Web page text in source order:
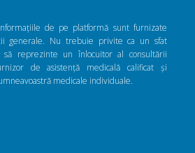
de pe platformă sunt furnizate
generale. Nu trebuie privite ca un sfat
reprezinte un înlocuitor al consultării
de asistență medicală calificat și
medicale individuale.